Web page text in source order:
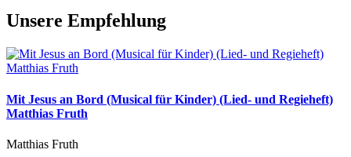
Unsere Empfehlung
Mit Jesus an Bord (Musical für Kinder) (Lied- und Regieheft)
Matthias Fruth
Matthias Fruth